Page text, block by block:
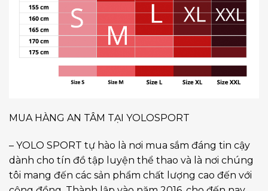
MUA HÀNG AN TÂM TẠI YOLOSPORT
– YOLO SPORT tự hào là nơi mua sắm đáng tin cậy
dành cho tín đồ tập luyện thể thao và là nơi chúng
tôi mang đến các sản phẩm chất lượng cao đến với